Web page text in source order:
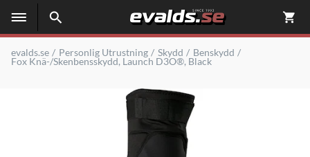
evalds.se Personlig Utrustning Skydd
Benskydd
Fox Knä-/Skenbensskydd, Launch D3O®, Black